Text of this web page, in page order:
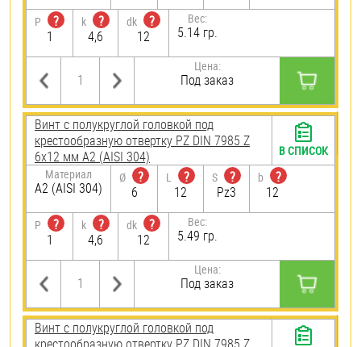
P
?
1
k
?
4,6
dk
?
12
Вес:
5.14 гр.
Цена:
Под заказ
Винт с полукруглой головкой под
крестообразную отвертку PZ DIN 7985 Z
6х12 мм А2 (AISI 304)
Материал
А2 (AISI 304)
Ø
?
6
L
?
12
S
?
Pz3
b
?
12
P
?
1
k
?
4,6
dk
?
12
Вес:
5.49 гр.
Цена:
Под заказ
В СПИСОК
Винт с полукруглой головкой под